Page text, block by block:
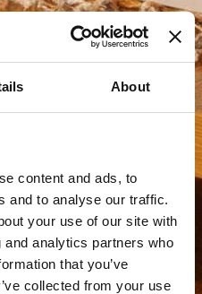
About
content and ads, to
and to analyse our traffic.
your use of our site with
analytics partners who
that you’ve
collected from your use